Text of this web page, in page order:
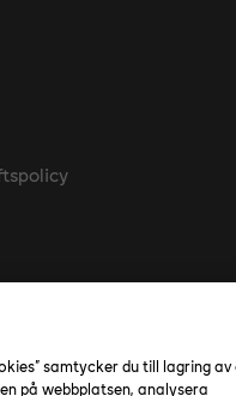
samtycker du till lagring av
på webbplatsen, analysera